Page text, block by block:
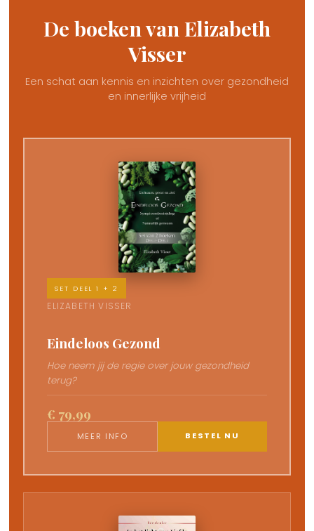
De boeken van Elizabeth
Visser
Een schat aan kennis en inzichten over gezondheid
en innerlijke vrijheid
SET DEEL 1 + 2
ELIZABETH VISSER
Eindeloos Gezond
Hoe neem jij de regie over jouw gezondheid
terug?
€ 79,99
MEER INFO BESTEL NU